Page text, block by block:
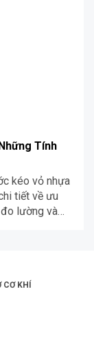
Tính
kéo vỏ nhựa
tiết về ưu
lường và
KHÍ